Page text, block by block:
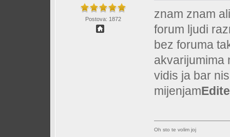
Postova: 1872
znam znam
forum ljudi
bez foruma
akvarijumima
vidis ja bar
mijenjam
Oh sto te volim joj